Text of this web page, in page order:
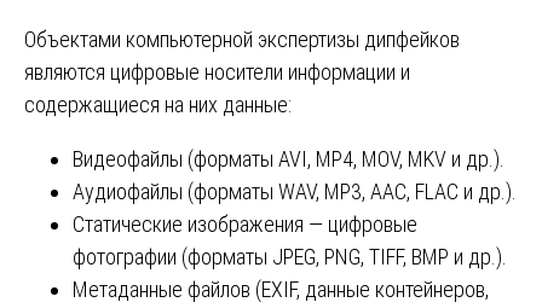
Объектами компьютерной экспертизы дипфейков
являются цифровые носители информации и
содержащиеся на них данные:
Видеофайлы (форматы AVI, MP4, MOV, MKV и др.).
Аудиофайлы (форматы WAV, MP3, AAC, FLAC и др.).
Статические изображения — цифровые
фотографии (форматы JPEG, PNG, TIFF, BMP и др.).
Метаданные файлов (EXIF, данные контейнеров,